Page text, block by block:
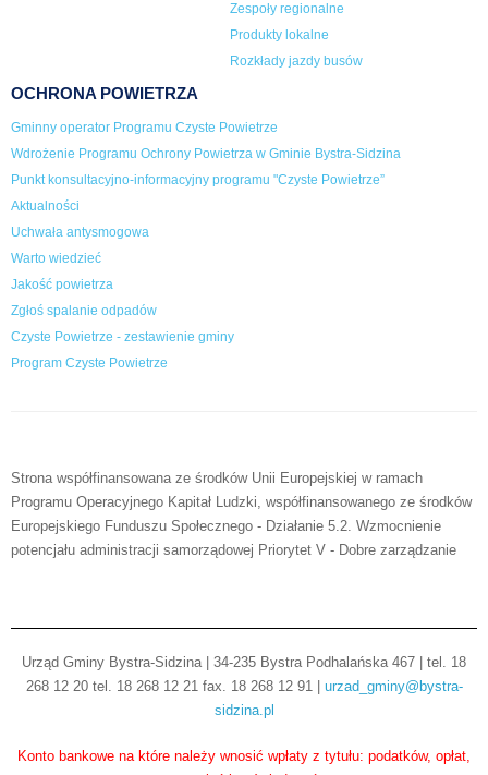
Zespoły regionalne
Produkty lokalne
Rozkłady jazdy busów
OCHRONA POWIETRZA
Gminny operator Programu Czyste Powietrze
Wdrożenie Programu Ochrony Powietrza w Gminie Bystra-Sidzina
Punkt konsultacyjno-informacyjny programu "Czyste Powietrze”
Aktualności
Uchwała antysmogowa
Warto wiedzieć
Jakość powietrza
Zgłoś spalanie odpadów
Czyste Powietrze - zestawienie gminy
Program Czyste Powietrze
Strona współfinansowana ze środków Unii Europejskiej w ramach
Programu Operacyjnego Kapitał Ludzki, współfinansowanego ze środków
Europejskiego Funduszu Społecznego - Działanie 5.2. Wzmocnienie
potencjału administracji samorządowej Priorytet V - Dobre zarządzanie
Urząd Gminy Bystra-Sidzina | 34-235 Bystra Podhalańska 467 | tel. 18
268 12 20 tel. 18 268 12 21 fax. 18 268 12 91 | urzad_gminy@bystra-
sidzina.pl
Konto bankowe na które należy wnosić wpłaty z tytułu: podatków, opłat,